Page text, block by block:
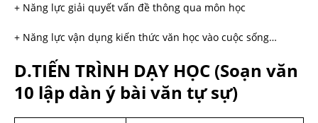
+ Năng lực giải quyết vấn đề thông qua môn học
+ Năng lực vận dụng kiến thức văn học vào cuộc sống…
D.TIẾN TRÌNH DẠY HỌC (Soạn văn
10 lập dàn ý bài văn tự sự)